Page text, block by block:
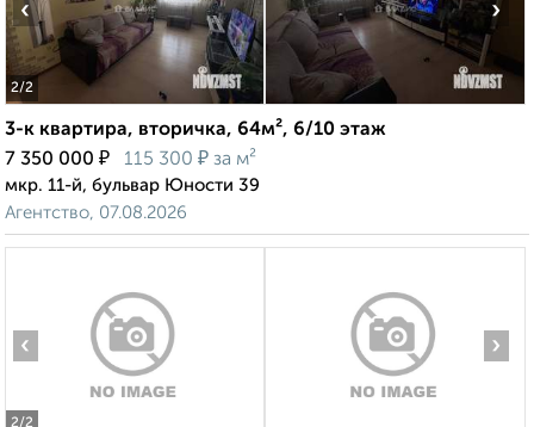
2/2
‹ ›
3-к квартира, вторичка, 64м², 6/10 этаж
7 350 000 ₽ 115 300 ₽ за м²
мкр. 11-й, бульвар Юности 39
Агентство, 07.08.2026
2/2
‹ ›